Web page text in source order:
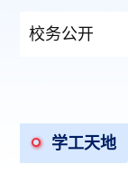
校务公开
学工天地